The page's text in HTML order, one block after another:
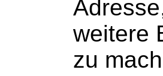
weitere
zu